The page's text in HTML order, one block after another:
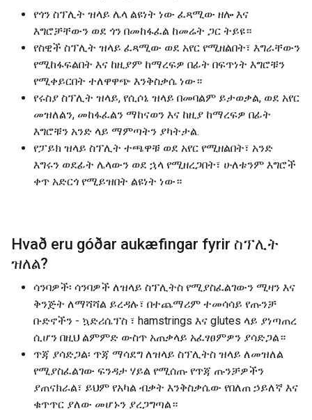
የጎን ስፕሊት ዝላይ ሌላ ልዩነት ነው ፈጻሚው ዘሎ እና
እግሮቻቸውን ወደ ጎን በመከፋፈል ከመሬት ጋር ትይዩ።
የስዊች ስፕሊት ዝላይ ፈጻሚው ወደ አየር የሚዘልበት፣ እግራቸውን
የሚከፋፍልበት እና ከዚያም ከማረፍዎ በፊት በፍጥነት እግሮቹን
የሚቀይርበት ተለዋዋጭ እንቅስቃሴ ነው።
የሩስያ ስፕሊት ዝላይ, የሲሶኔ ዝላይ በመባልም ይታወቃል, ወደ አየር
መዝለልን, መከፋፈልን ማከናወን እና ከዚያ ከማረፍዎ በፊት
እግሮቹን አንድ ላይ ማምጣትን ያካትታል.
የፓይክ ዝላይ ስፕሊት ተጫዋቹ ወደ አየር የሚዘልበት፣ አንድ
እግሩን ወደፊት ሌላውን ወደ ኋላ የሚዘረጋበት፣ ሁለቱንም እግሮች
ቀጥ አድርጎ የሚይዝበት ልዩነት ነው።
Hvað eru góðar aukæfingar fyrir ስፕሊት
ዝለል?
ሳንባዎች፡ ሳንባዎች ለዝላይ ስፕሊትስ የሚያስፈልገውን ሚዛን እና
ቅንጅት ለማሻሻል ይረዳሉ፣ በተጨማሪም ተመሳሳይ የጡንቻ
ቡድኖችን - ኳድሪሴፕስ ፣ hamstrings እና glutes ላይ ያነጣጠረ
ሲሆን በዚህ ልምምድ ውስጥ አጠቃላይ አፈፃፀምዎን ያሳድጋል።
ጥጃ ያሳድጋል፡ ጥጃ ማሳደግ ለዝላይ ስፕሊትስ ዝላይ ለመዝለል
የሚያስፈልገው ፍንዳታ ሃይል የሚሰጡ የጥጃ ጡንቻዎችን
ያጠናክራል፣ ይህም የአካል ብቃት እንቅስቃሴው የበለጠ ኃይለኛ እና
ቁጥጥር ያለው መሆኑን ያረጋግጣል።